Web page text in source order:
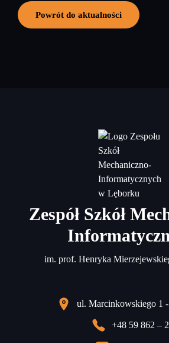
Powrót do aktualności
Zespół Szkół
im. prof. Henryka
ul. Marcinkowskiego 1
+48 59 862 –